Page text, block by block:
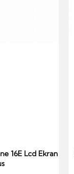
16E Lcd Ekran